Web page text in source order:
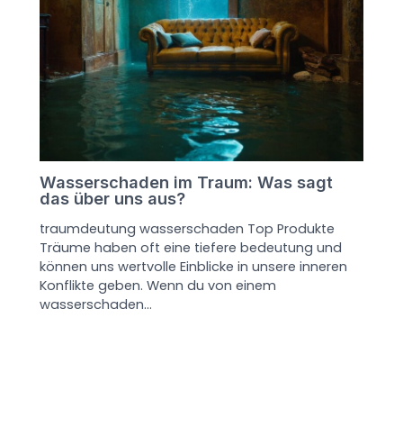
Wasserschaden im Traum: Was sagt
das über uns aus?
traumdeutung wasserschaden Top Produkte
Träume haben oft eine tiefere bedeutung und
können uns wertvolle Einblicke in unsere inneren
Konflikte geben. Wenn du von einem
wasserschaden…